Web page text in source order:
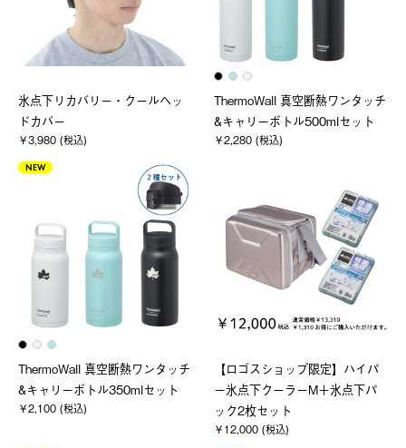
氷点下リカバリー・クールヘッ
ドカバー
￥3,980 (税込)
ThermoWall 真空断熱ワンタッチ
&キャリーボトル500mlセット
￥2,280 (税込)
NEW
ThermoWall 真空断熱ワンタッチ
&キャリーボトル350mlセット
￥2,100 (税込)
【ロゴスショップ限定】ハイパ
ー氷点下クーラーM＋氷点下パ
ック2枚セット
￥12,000 (税込)